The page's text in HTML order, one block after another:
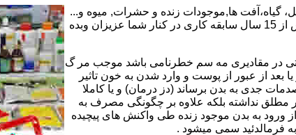
ها,موجودات زنده و حشرات, میوه و...
را در اختیار داشته که به توزیع مستقیم و بدون هیچ واسطه آن را به شما مشتریان عزیز میپردازد. مفتخریم با پیش از 15 سال سابقه کاری در کنار شما عزیزان وبده
در مقادیری مه سم خطرنامی باشد موجب مر گ
بعد از عبور از پوست و وارد شدن به خون تاثیر
جدی به بدن برساند (دز درمان) و یا کاملا
مطلق نداشته بلکه علاوه بر چگونگی مصرف به
ورود به بدن موجود زنده طی واکنش های پیچیده
فرمالدئید سمی میشود .